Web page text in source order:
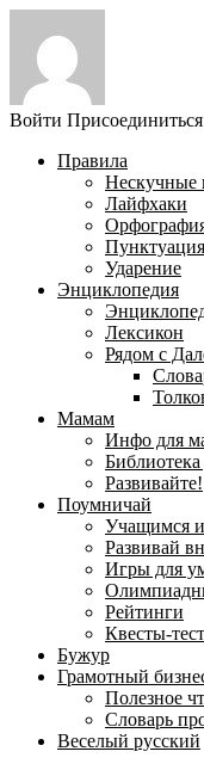
Войти Присоединиться
Правила
Нескучные
Лайфхаки
Пунктуация
Ударение
Энциклопедия
Лексикон
Рядом с
Мамам
Инфо для
Развивайте!
Поумничай
Учащимся
Развивай
Игры для
Рейтинги
Квесты-
Бужур
Грамотный
Полезное
Словарь
Веселый русский